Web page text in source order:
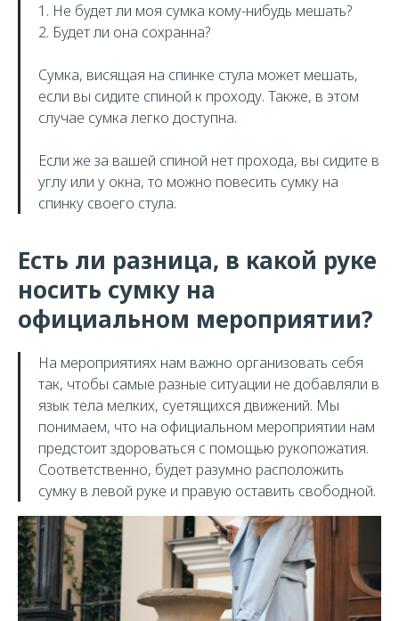
1. Не будет ли моя сумка кому-нибудь мешать?
2. Будет ли она сохранна?
Сумка, висящая на спинке стула может мешать,
если вы сидите спиной к проходу. Также, в этом
случае сумка легко доступна.
Если же за вашей спиной нет прохода, вы сидите в
углу или у окна, то можно повесить сумку на
спинку своего стула.
Есть ли разница, в какой руке
носить сумку на
официальном мероприятии?
На мероприятиях нам важно организовать себя
так, чтобы самые разные ситуации не добавляли в
язык тела мелких, суетящихся движений. Мы
понимаем, что на официальном мероприятии нам
предстоит здороваться с помощью рукопожатия.
Соответственно, будет разумно расположить
сумку в левой руке и правую оставить свободной.